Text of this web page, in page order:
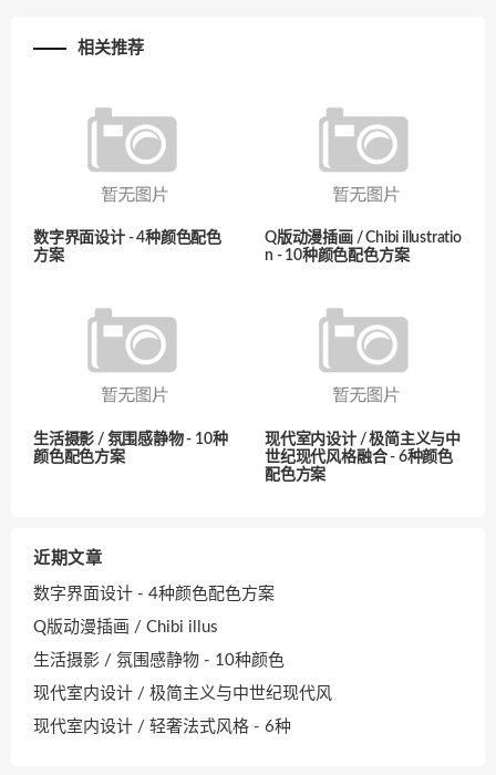
相关推荐
数字界面设计 - 4种颜色配色
方案
Q版动漫插画 / Chibi illustratio
n - 10种颜色配色方案
生活摄影 / 氛围感静物 - 10种
颜色配色方案
现代室内设计 / 极简主义与中
世纪现代风格融合 - 6种颜色
配色方案
近期文章
数字界面设计 - 4种颜色配色方案
Q版动漫插画 / Chibi illus
生活摄影 / 氛围感静物 - 10种颜色
现代室内设计 / 极简主义与中世纪现代风
现代室内设计 / 轻奢法式风格 - 6种